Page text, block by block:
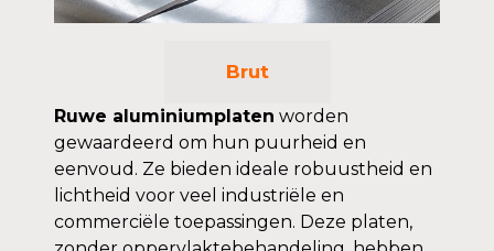
Brut
Ruwe aluminiumplaten worden
gewaardeerd om hun puurheid en
eenvoud. Ze bieden ideale robuustheid en
lichtheid voor veel industriële en
commerciële toepassingen. Deze platen,